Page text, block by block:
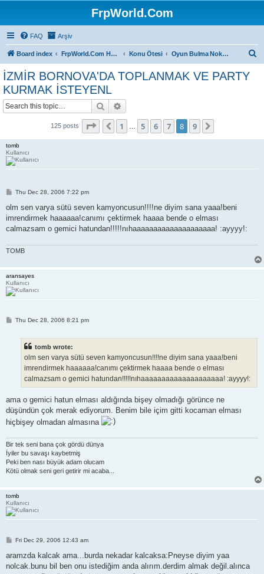
FrpWorld.Com
FAQ Arşiv
Board index FrpWorld.Com Hakkında Konu Ötesi Oyun Bulma Noktası
İZMİR BORNOVA'DA TOPLANMAK VE PARTY
KURMAK İSTEYENL
Search
125 posts Page of9
Previous
1 5 6 7 8 9
tomb
Kullanıcı
P
s
Thu Dec 28, 2006 7:22 pm
olm sen varya sütü seven kamyoncusun!!!!ne diyim sana yaaa!beni
imrendirmek haaaaaa!canımı çektirmek haaaa bende o elması
calmazsam o gemici hatundan!!!!!nıhaaaaaaaaaaaaaaaaaaaa! :ayyyy!:
TOMB
aransayes
Kullanıcı
PThu Dec 28, 2006 8:21 pm
tomb wrote:
olm sen varya sütü seven kamyoncusun!!!!ne diyim sana yaaa!beni
imrendirmek haaaaaa!canımı çektirmek haaaa bende o elması
calmazsam o gemici hatundan!!!!!nıhaaaaaaaaaaaaaaaaaaaa! :ayyyy!:
ama o gemici hatun elması aldığında bişey olmadığı görünce ne
düşündün çok merak ediyorum. Benim bile içim gitti kocaman elması
hiçbişey olmadan almasına
Bir tek seni bana çok gördü dünya
İyiler bu savaşı kaybetmiş
Peki ben nası büyük adam olucam
Kötü olmak seni geri getirir mi acaba...
tomb
Kullanıcı
P
s
Fri Dec 29, 2006 12:43 am
aramzda kalcak ama...burda nekadar kalcaksa:Pneyse diyim yaa
nolcak.bunu bil ben onu istediğim anda alırım.derdim almak değil.alınca